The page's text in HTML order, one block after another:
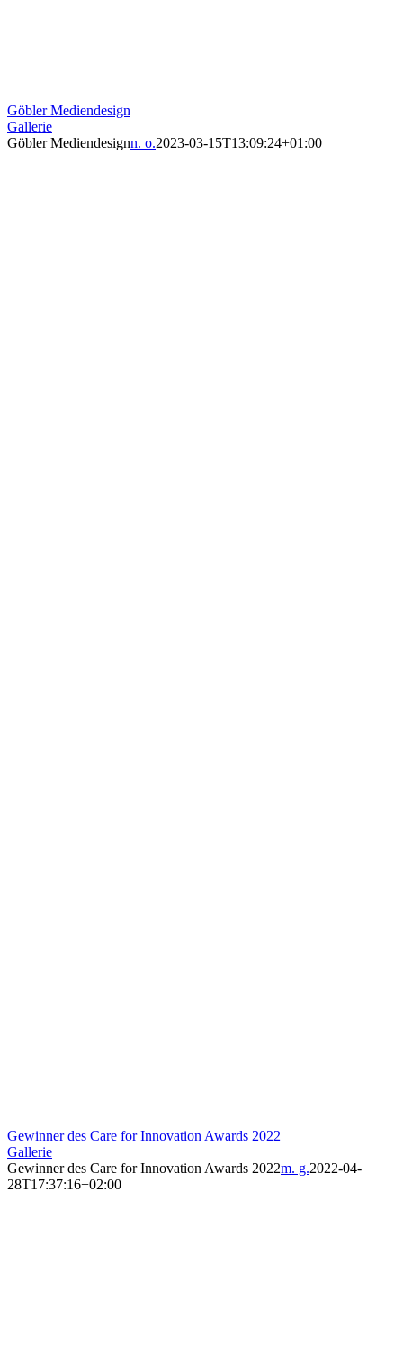
Göbler Mediendesign
Gallerie
Göbler Mediendesignn. o.2023-03-15T13:09:24+01:00
Gewinner des Care for Innovation Awards 2022
Gallerie
Gewinner des Care for Innovation Awards 2022m. g.2022-04-
28T17:37:16+02:00